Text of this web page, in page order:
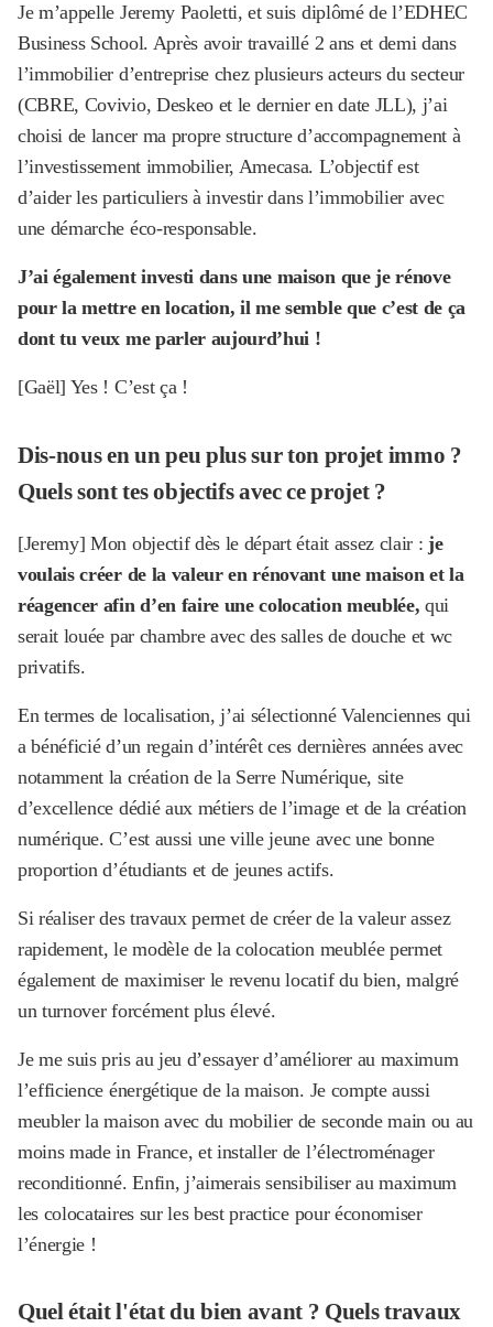
Je m’appelle Jeremy Paoletti, et suis diplômé de l’EDHEC
Business School. Après avoir travaillé 2 ans et demi dans
l’immobilier d’entreprise chez plusieurs acteurs du secteur
(CBRE, Covivio, Deskeo et le dernier en date JLL), j’ai
choisi de lancer ma propre structure d’accompagnement à
l’investissement immobilier, Amecasa. L’objectif est
d’aider les particuliers à investir dans l’immobilier avec
une démarche éco-responsable.
J’ai également investi dans une maison que je rénove
pour la mettre en location, il me semble que c’est de ça
dont tu veux me parler aujourd’hui !
[Gaël] Yes ! C’est ça !
Dis-nous en un peu plus sur ton projet immo ?
Quels sont tes objectifs avec ce projet ?
[Jeremy] Mon objectif dès le départ était assez clair :je
voulais créer de la valeur en rénovant une maison et la
réagencer afin d’en faire une colocation meublée, qui
serait louée par chambre avec des salles de douche et wc
privatifs.
En termes de localisation, j’ai sélectionné Valenciennes qui
a bénéficié d’un regain d’intérêt ces dernières années avec
notamment la création de la Serre Numérique, site
d’excellence dédié aux métiers de l’image et de la création
numérique. C’est aussi une ville jeune avec une bonne
proportion d’étudiants et de jeunes actifs.
Si réaliser des travaux permet de créer de la valeur assez
rapidement, le modèle de la colocation meublée permet
également de maximiser le revenu locatif du bien, malgré
un turnover forcément plus élevé.
Je me suis pris au jeu d’essayer d’améliorer au maximum
l’efficience énergétique de la maison. Je compte aussi
meubler la maison avec du mobilier de seconde main ou au
moins made in France, et installer de l’électroménager
reconditionné. Enfin, j’aimerais sensibiliser au maximum
les colocataires sur les best practice pour économiser
l’énergie !
Quel était l'état du bien avant ? Quels travaux